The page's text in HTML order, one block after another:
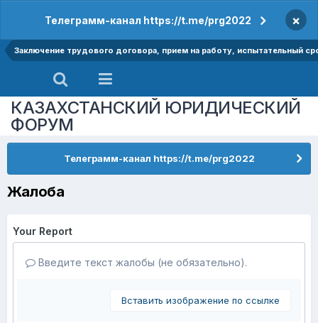
Телеграмм-канал https://t.me/prg2022 ×
Заключение трудового договора, прием на работу, испытательный
КАЗАХСТАНСКИЙ ЮРИДИЧЕСКИЙ
ФОРУМ
Телеграмм-канал https://t.me/prg2022
Жалоба
Your Report
Введите текст жалобы (не обязательно).
Вставить изображение по ссылке